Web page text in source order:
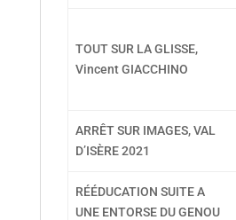
TOUT SUR LA GLISSE,
Vincent GIACCHINO
ARRÊT SUR IMAGES, VAL
D’ISÈRE 2021
RÉÉDUCATION SUITE A
UNE ENTORSE DU GENOU